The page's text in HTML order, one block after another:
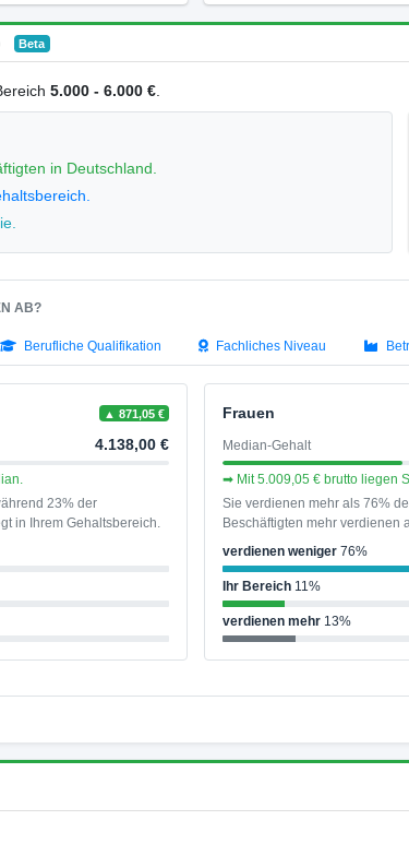
Beta
5.000 - 6.000 €
in Deutschland.
AB?
Berufliche Qualifikation Fachliches Niveau
▲ 871,05 €
4.138,00 €
23% der
in Ihrem Gehaltsbereich.
Frauen
Median-Gehalt
➡ Mit 5.009,05 € brutto liegen
Sie verdienen mehr als 76%
Beschäftigten mehr verdienen
verdienen weniger 76%
Ihr Bereich 11%
verdienen mehr 13%